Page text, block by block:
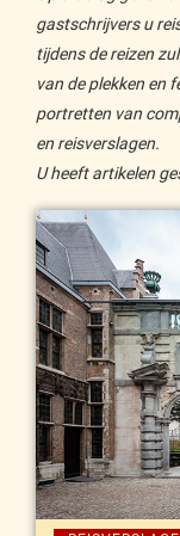
gastschrijvers u
tijdens de reizen
van de plekken en
portretten van
en reisverslagen.
U heeft artikelen